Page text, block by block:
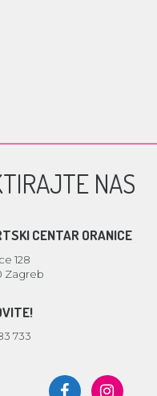
NAS
CENTAR ORANICE
128
Zagreb
733